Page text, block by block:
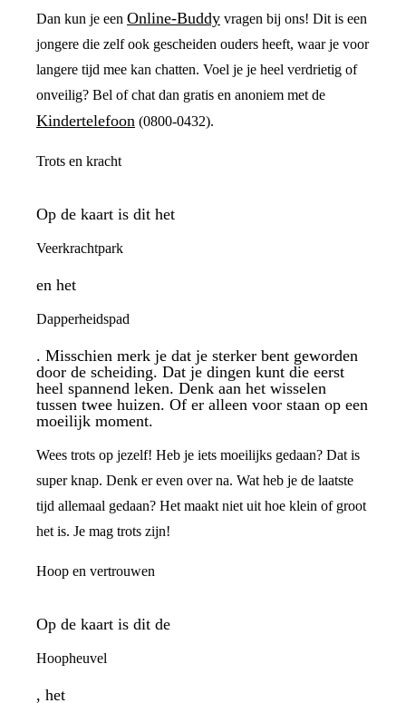
Dan kun je een Online-Buddy vragen bij ons! Dit is een
jongere die zelf ook gescheiden ouders heeft, waar je voor
langere tijd mee kan chatten. Voel je je heel verdrietig of
onveilig? Bel of chat dan gratis en anoniem met de
Kindertelefoon (0800-0432).
Trots en kracht
Op de kaart is dit het
Veerkrachtpark
en het
Dapperheidspad
. Misschien merk je dat je sterker bent geworden
door de scheiding. Dat je dingen kunt die eerst
heel spannend leken. Denk aan het wisselen
tussen twee huizen. Of er alleen voor staan op een
moeilijk moment.
Wees trots op jezelf! Heb je iets moeilijks gedaan? Dat is
super knap. Denk er even over na. Wat heb je de laatste
tijd allemaal gedaan? Het maakt niet uit hoe klein of groot
het is. Je mag trots zijn!
Hoop en vertrouwen
Op de kaart is dit de
Hoopheuvel
, het